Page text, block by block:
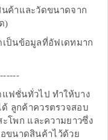
ค้าและวัดขนาดจาก
)
ป็นข้อมูลที่อัฟเดทมาก
ฟชั่นทั่วไป ทำให้บาง
ลูกค้าควรตรวจสอบ
โพก และความยาวซึ่ง
ขนาดสินค้าไว้ด้วย